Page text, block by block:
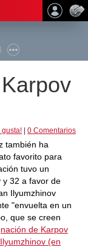
gusta! 0 Comentarios
también ha
favorito para
tuvo un
y 32 a favor de
Ilyumzhinov
"envuelta en un
que se creen
de Karpov
(en